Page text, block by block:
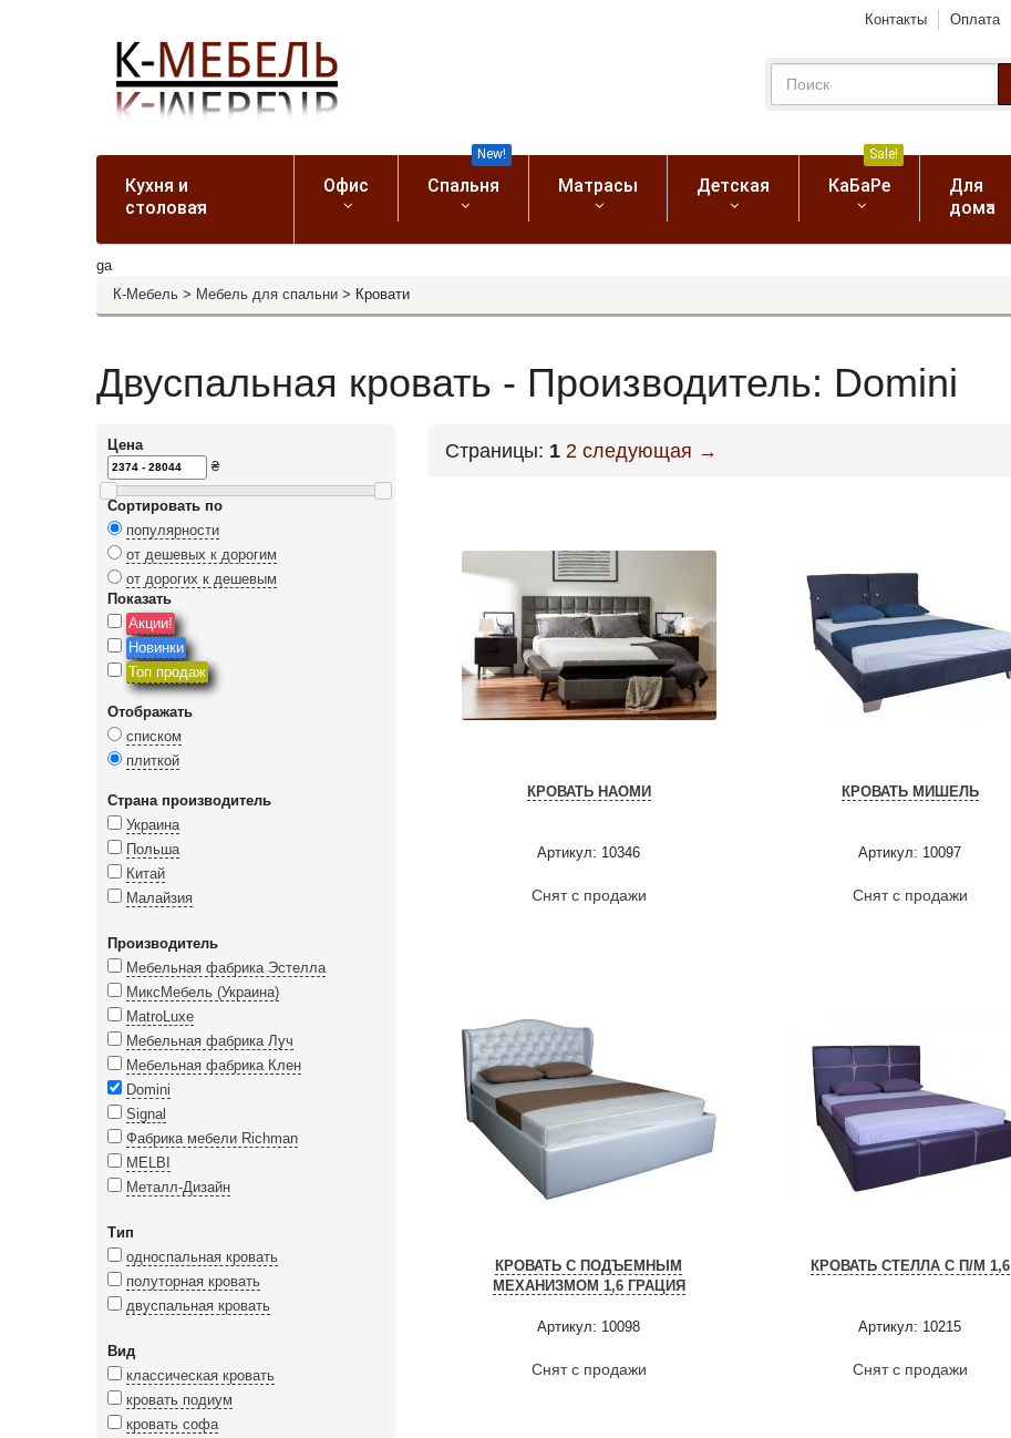
Контакты Оплата
Кухня и
столовая
Офис Спальня
New!
Матрасы Детская КаБаРе
Sale!
Для
дома
ga
К-Мебель > Мебель для спальни > Кровати
Двуспальная кровать - Производитель: Domini
Цена
₴
Сортировать по
популярности
от дешевых к дорогим
от дорогих к дешевым
Показать
Акции!
Новинки
Топ продаж
Отображать
списком
плиткой
Страна производитель
Украина
Польша
Китай
Малайзия
Производитель
Мебельная фабрика Эстелла
МиксМебель (Украина)
MatroLuxe
Мебельная фабрика Луч
Мебельная фабрика Клен
Domini
Signal
Фабрика мебели Richman
MELBI
Металл-Дизайн
Тип
односпальная кровать
полуторная кровать
двуспальная кровать
Вид
классическая кровать
кровать подиум
кровать софа
Страницы: 1 2 следующая →
КРОВАТЬ НАОМИ
Артикул: 10346
Снят с продажи
КРОВАТЬ МИШЕЛЬ
Артикул: 10097
Снят с продажи
КРОВАТЬ С ПОДЪЕМНЫМ
МЕХАНИЗМОМ 1,6 ГРАЦИЯ
Артикул: 10098
Снят с продажи
КРОВАТЬ СТЕЛЛА С П/М 1,6
Артикул: 10215
Снят с продажи